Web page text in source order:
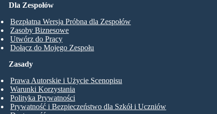
Dla Zespołów
Bezpłatna Wersja Próbna dla Zespołów
Zasoby Biznesowe
Utwórz do Pracy
Dołącz do Mojego Zespołu
Zasady
Prawa Autorskie i Użycie Scenopisu
Warunki Korzystania
Polityka Prywatności
Prywatność i Bezpieczeństwo dla Szkół i Uczniów